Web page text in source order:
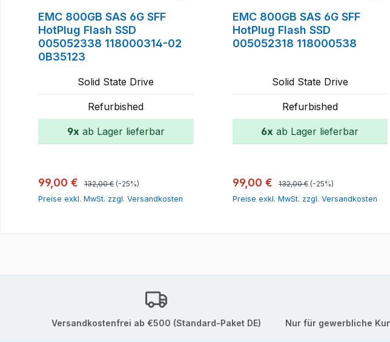
EMC 800GB SAS 6G SFF
HotPlug Flash SSD
005052338 118000314-02
0B35123
Solid State Drive
Refurbished
9x ab Lager lieferbar
Verkaufspreis:
99,00 € Regulärer Preis:
132,00 € (-25%)
Preise exkl. MwSt. zzgl. Versandkosten
EMC 800GB SAS 6G SFF
HotPlug Flash SSD
005052318 118000538
Solid State Drive
Refurbished
6x ab Lager lieferbar
Verkaufspreis:
99,00 € Regulärer Preis:
132,00 € (-25%)
Preise exkl. MwSt. zzgl. Versandkosten
Versandkostenfrei ab €500 (Standard-Paket DE) Nur für gewerbliche